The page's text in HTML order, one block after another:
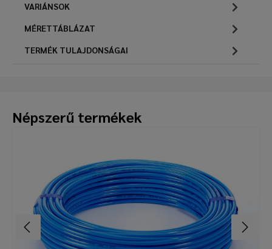
VARIÁNSOK
MÉRETTÁBLÁZAT
TERMÉK TULAJDONSÁGAI
Népszerű termékek